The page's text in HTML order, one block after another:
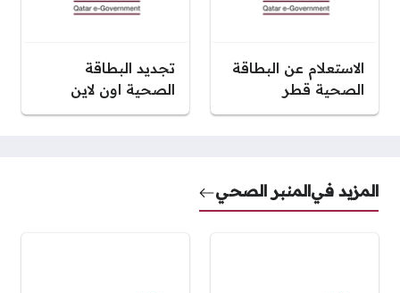
الاستعلام عن البطاقة
الصحية قطر
تجديد البطاقة
الصحية اون لاين
المزيد فيالمنبر الصحي